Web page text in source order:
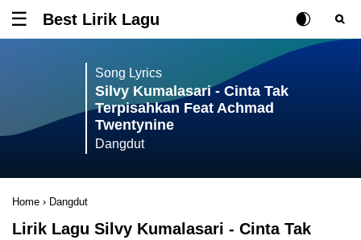
Tombol untuk membuka atau menutup menu
Best Lirik Lagu Rubah Posisi
Tombol
Song Lyrics
Silvy Kumalasari - Cinta Tak
Terpisahkan Feat Achmad
Twentynine
Dangdut
Home › Dangdut
Lirik Lagu Silvy Kumalasari - Cinta Tak